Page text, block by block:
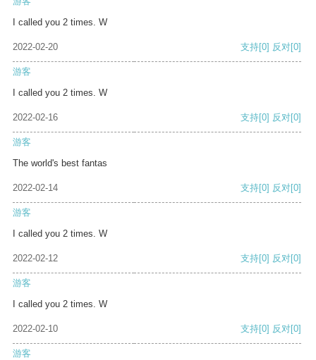
I called you 2 times. W
2022-02-20 支持[0] 反对[0]
游客
I called you 2 times. W
2022-02-16 支持[0] 反对[0]
游客
The world's best fantas
2022-02-14 支持[0] 反对[0]
游客
I called you 2 times. W
2022-02-12 支持[0] 反对[0]
游客
I called you 2 times. W
2022-02-10 支持[0] 反对[0]
游客